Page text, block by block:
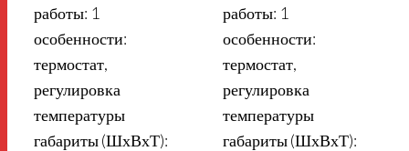
работы: 1
особенности:
термостат,
регулировка
температуры
габариты (ШхВхТ):
работы: 1
особенности:
термостат,
регулировка
температуры
габариты (ШхВхТ):